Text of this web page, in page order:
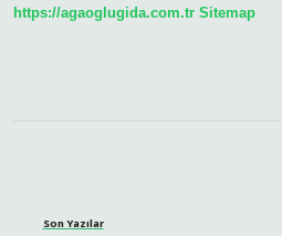
https://agaoglugida.com.tr Sitemap
Son Yazılar